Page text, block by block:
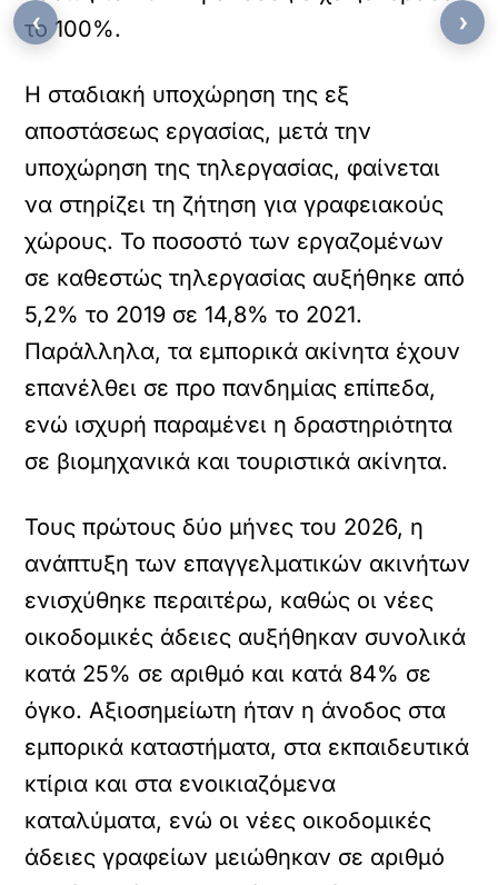
το 100%.
Η σταδιακή υποχώρηση της εξ
αποστάσεως εργασίας, μετά την
υποχώρηση της τηλεργασίας, φαίνεται
να στηρίζει τη ζήτηση για γραφειακούς
χώρους. Το ποσοστό των εργαζομένων
σε καθεστώς τηλεργασίας αυξήθηκε από
5,2% το 2019 σε 14,8% το 2021.
Παράλληλα, τα εμπορικά ακίνητα έχουν
επανέλθει σε προ πανδημίας επίπεδα,
ενώ ισχυρή παραμένει η δραστηριότητα
σε βιομηχανικά και τουριστικά ακίνητα.
Τους πρώτους δύο μήνες του 2026, η
ανάπτυξη των επαγγελματικών ακινήτων
ενισχύθηκε περαιτέρω, καθώς οι νέες
οικοδομικές άδειες αυξήθηκαν συνολικά
κατά 25% σε αριθμό και κατά 84% σε
όγκο. Αξιοσημείωτη ήταν η άνοδος στα
εμπορικά καταστήματα, στα εκπαιδευτικά
κτίρια και στα ενοικιαζόμενα
καταλύματα, ενώ οι νέες οικοδομικές
άδειες γραφείων μειώθηκαν σε αριθμό
‹ ›